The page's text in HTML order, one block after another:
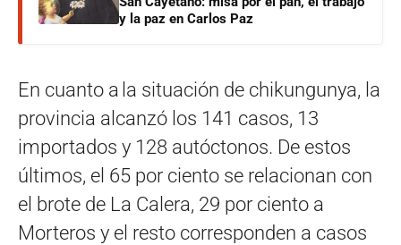
y la paz en Carlos Paz
En cuanto a la situación de chikungunya, la
provincia alcanzó los 141 casos, 13
importados y 128 autóctonos. De estos
últimos, el 65 por ciento se relacionan con
el brote de La Calera, 29 por ciento a
Morteros y el resto corresponden a casos